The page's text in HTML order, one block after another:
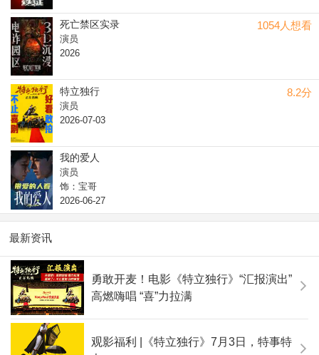
1054人想看
死亡禁区实录
演员
2026
8.2分
特立独行
演员
2026-07-03
我的爱人
演员
饰：宝哥
2026-06-27
最新资讯
勇敢开麦！电影《特立独行》“汇报演出”
高燃嗨唱 “喜”力拉满
观影福利 |《特立独行》7月3日，特事特